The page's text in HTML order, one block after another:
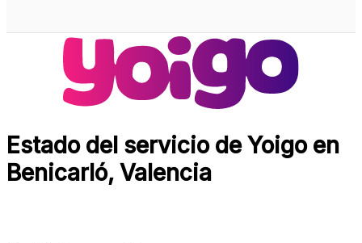
Estado del servicio de Yoigo en
Benicarló, Valencia